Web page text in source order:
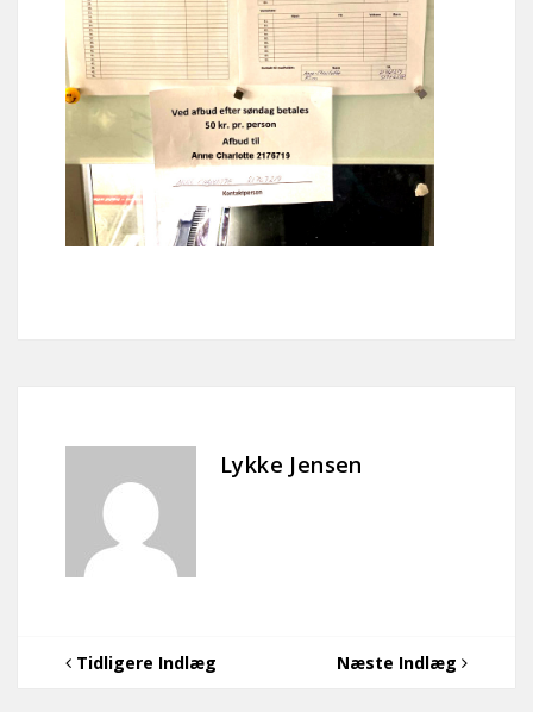
Lykke Jensen
Tidligere Indlæg Næste Indlæg